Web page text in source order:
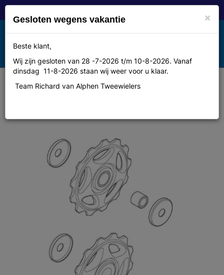
Toggle
navigation
MENU
Shimano Derailleurwiel set bov.&
×
Gesloten wegens vakantie
Beste klant,
Wij zijn gesloten van 28 -7-2026 t/m 10-8-2026. Vanaf
dinsdag 11-8-2026 staan wij weer voor u klaar.
Team Richard van Alphen Tweewielers